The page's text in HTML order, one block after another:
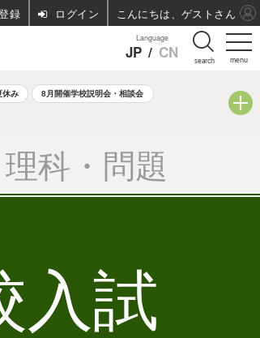
menu
Language
JP / CN search
休み 8月開催学校説明会・相談会
科・問題
入試
ログイン こんにちは、ゲストさん